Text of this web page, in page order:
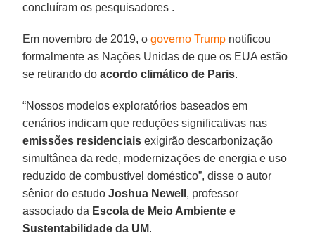
concluíram os pesquisadores .
Em novembro de 2019, ogoverno Trump notificou
formalmente as Nações Unidas de que os EUA estão
se retirando doacordo climático de Paris.
“Nossos modelos exploratórios baseados em
cenários indicam que reduções significativas nas
emissões residenciais exigirão descarbonização
simultânea da rede, modernizações de energia e uso
reduzido de combustível doméstico”, disse o autor
sênior do estudoJoshua Newell , professor
associado da Escola de Meio Ambiente e
Sustentabilidade da UM.